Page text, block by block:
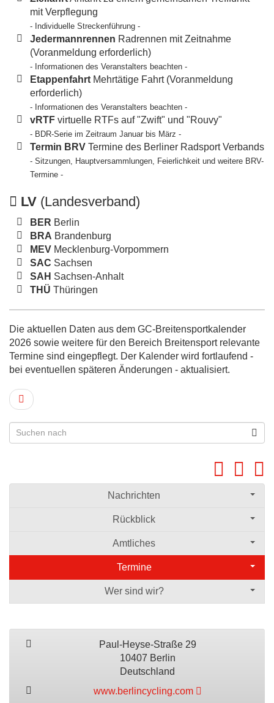
mit Verpflegung
- Individuelle Streckenführung -
Jedermannrennen Radrennen mit Zeitnahme
(Voranmeldung erforderlich)
- Informationen des Veranstalters beachten -
Etappenfahrt Mehrtätige Fahrt (Voranmeldung
erforderlich)
- Informationen des Veranstalters beachten -
vRTF virtuelle RTFs auf "Zwift" und "Rouvy"
- BDR-Serie im Zeitraum Januar bis März -
Termin BRV Termine des Berliner Radsport Verbands
- Sitzungen, Hauptversammlungen, Feierlichkeit und weitere BRV-
Termine -
LV (Landesverband)
BER Berlin
BRA Brandenburg
MEV Mecklenburg-Vorpommern
SAC Sachsen
SAH Sachsen-Anhalt
THÜ Thüringen
Die aktuellen Daten aus dem GC-Breitensportkalender
2026 sowie weitere für den Bereich Breitensport relevante
Termine sind eingepflegt. Der Kalender wird fortlaufend -
bei eventuellen späteren Änderungen - aktualisiert.
Nachrichten
Rückblick
Amtliches
Termine
Wer sind wir?
Paul-Heyse-Straße 29
10407 Berlin
Deutschland
www.berlincycling.com